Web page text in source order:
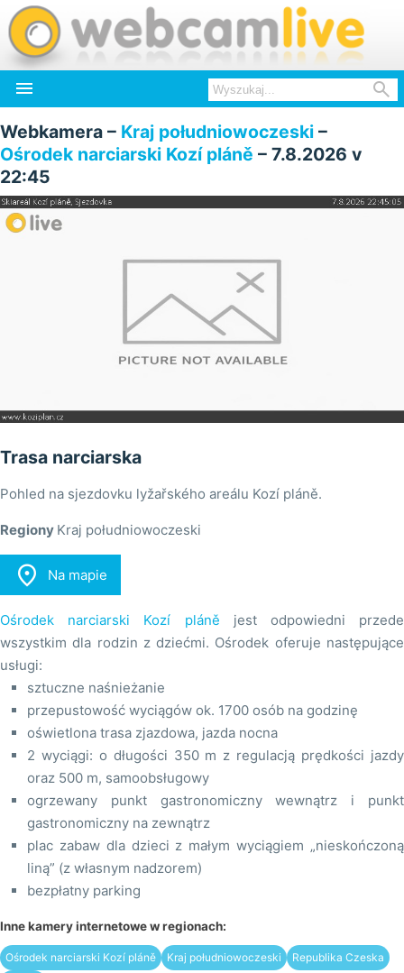
 
Webkamera – Kraj południowoczeski –
Ośrodek narciarski Kozí pláně – 7.8.2026 v
22:45
Trasa narciarska
Pohled na sjezdovku lyžařského areálu Kozí pláně.
Regiony Kraj południowoczeski
 Na mapie
Ośrodek narciarski Kozí pláně jest odpowiedni przede
wszystkim dla rodzin z dziećmi. Ośrodek oferuje następujące
usługi:
sztuczne naśnieżanie
przepustowość wyciągów ok. 1700 osób na godzinę
oświetlona trasa zjazdowa, jazda nocna
2 wyciągi: o długości 350 m z regulacją prędkości jazdy
oraz 500 m, samoobsługowy
ogrzewany punkt gastronomiczny wewnątrz i punkt
gastronomiczny na zewnątrz
plac zabaw dla dzieci z małym wyciągiem „nieskończoną
liną” (z własnym nadzorem)
bezpłatny parking
Inne kamery internetowe w regionach:
Ośrodek narciarski Kozí pláně Kraj południowoczeski
Republika Czeska